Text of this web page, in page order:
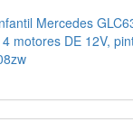
Mercedes
4 motores DE 12V,